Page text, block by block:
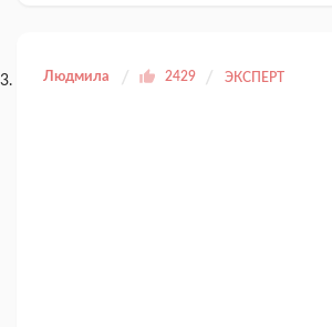
Людмила 2429 ЭКСПЕРТ